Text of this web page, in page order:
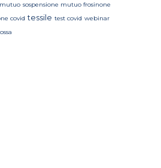
mutuo sospensione mutuo frosinone
covid tessile test covid webinar